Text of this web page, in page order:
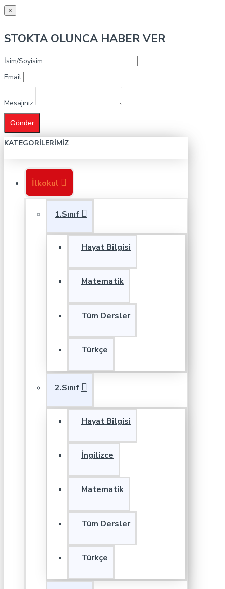
×
STOKTA OLUNCA HABER VER
İsim/Soyisim
Email
Mesajınız
Gönder
KATEGORILERIMIZ
İlkokul
1.Sınıf
Hayat Bilgisi
Matematik
Tüm Dersler
Türkçe
2.Sınıf
Hayat Bilgisi
İngilizce
Matematik
Tüm Dersler
Türkçe